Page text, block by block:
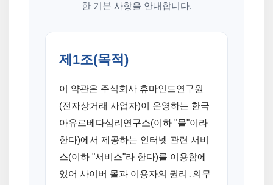
한 기본 사항을 안내합니다.
제1조(목적)
이 약관은 주식회사 휴마인드연구원
(전자상거래 사업자)이 운영하는 한국
아유르베다심리연구소(이하 "몰"이라
한다)에서 제공하는 인터넷 관련 서비
스(이하 "서비스"라 한다)를 이용함에
있어 사이버 몰과 이용자의 권리․의무